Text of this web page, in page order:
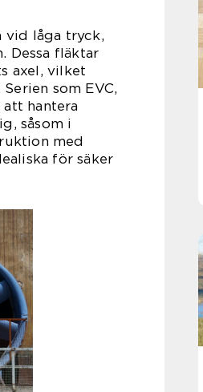
vid låga tryck,
Dessa fläktar
axel, vilket
som EVC,
hantera
såsom i
med
för säker